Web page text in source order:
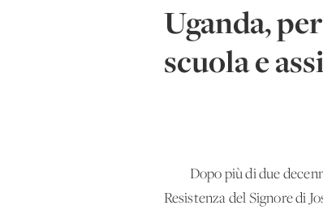
Uganda,
scuola e
Dopo più di due decenni
Resistenza del Signore di